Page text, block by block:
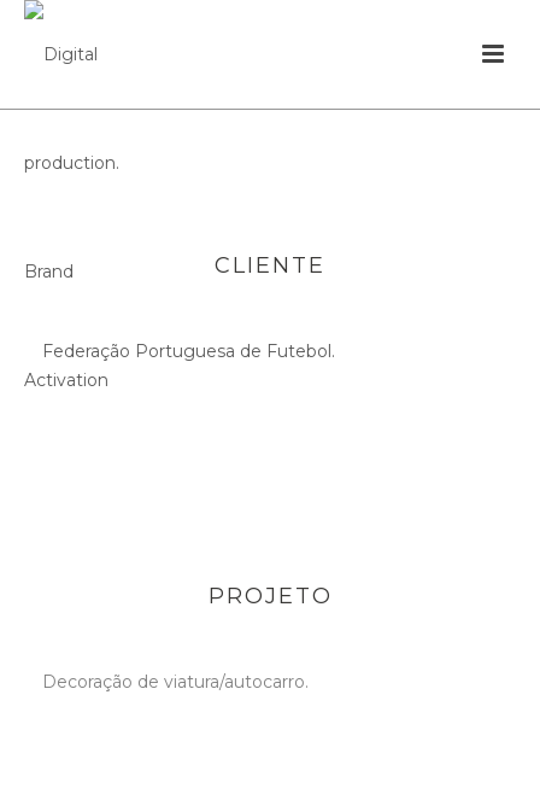
CLIENTE
Federação Portuguesa de Futebol.
PROJETO
Decoração de viatura/autocarro.